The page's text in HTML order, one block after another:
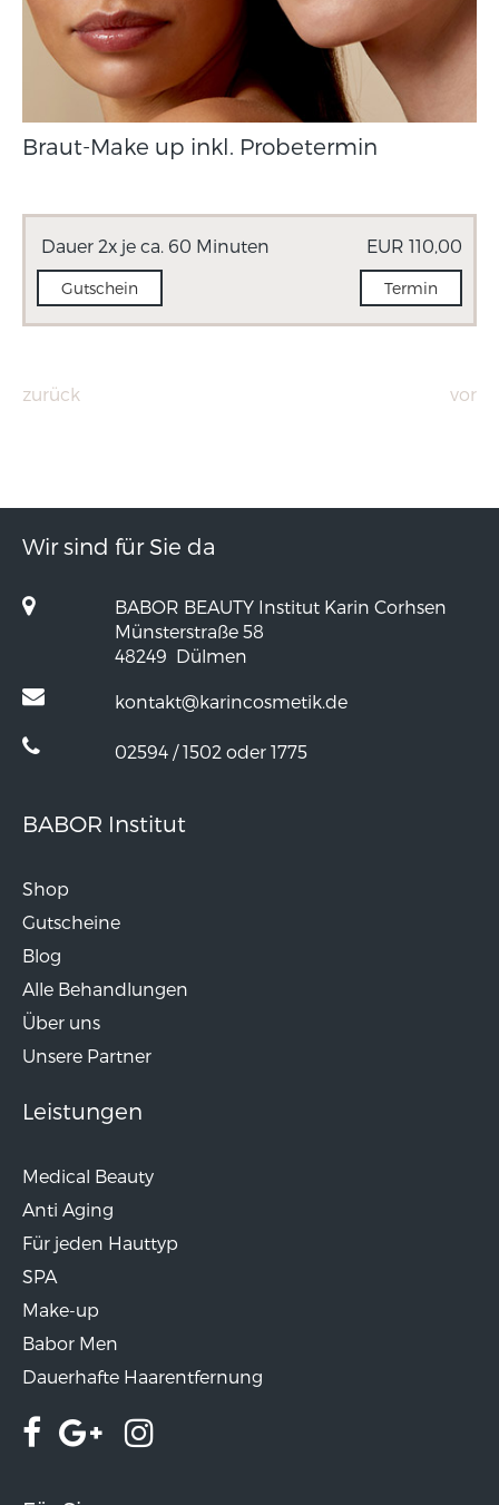
Braut-Make up inkl. Probetermin
Dauer 2x je ca. 60 Minuten EUR 110,00
Gutschein Termin
zurück vor
Wir sind für Sie da
BABOR BEAUTY Institut Karin Corhsen
Münsterstraße 58
48249 Dülmen
kontakt@karincosmetik.de
02594 / 1502 oder 1775
BABOR Institut
Shop
Gutscheine
Blog
Alle Behandlungen
Über uns
Unsere Partner
Leistungen
Medical Beauty
Anti Aging
Für jeden Hauttyp
SPA
Make-up
Babor Men
Dauerhafte Haarentfernung